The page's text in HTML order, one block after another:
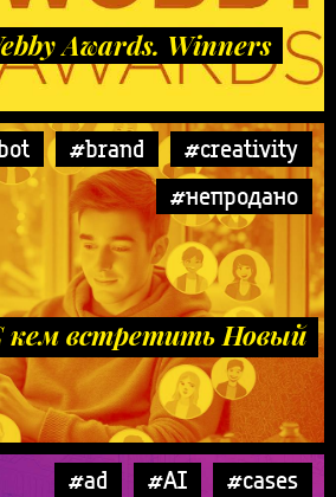
Awards. Winners
#brand
#creativity
#непродано
кем встретить Новый
#ad #AI #cases